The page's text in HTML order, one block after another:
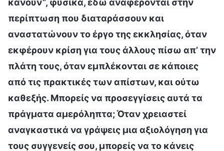
περίπτωση που διαταράσσουν και
αναστατώνουν το έργο της εκκλησίας, όταν
εκφέρουν κρίση για τους άλλους πίσω απ’ την
πλάτη τους, όταν εμπλέκονται σε κάποιες
από τις πρακτικές των απίστων, και ούτω
καθεξής. Μπορείς να προσεγγίσεις αυτά τα
πράγματα αμερόληπτα; Όταν χρειαστεί
αναγκαστικά να γράψεις μια αξιολόγηση για
τους συγγενείς σου, μπορείς να το κάνεις